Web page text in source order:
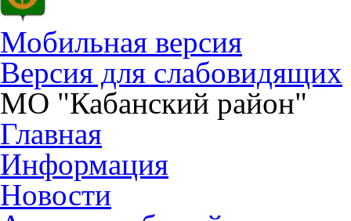
Мобильная версия
Версия для слабовидящих
МО "Кабанский район"
Главная
Информация
Новости